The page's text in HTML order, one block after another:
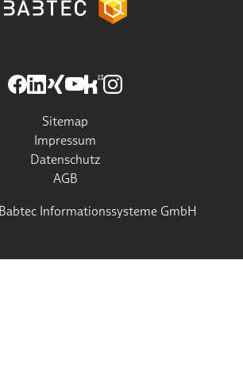
Sitemap
Impressum
Datenschutz
AGB
Informationssysteme GmbH